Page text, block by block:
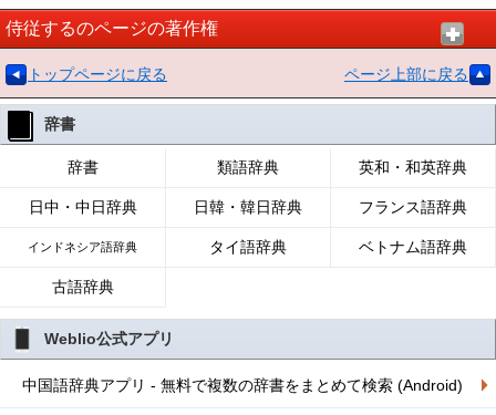
侍従するのページの著作権
トップページに戻る ページ上部に戻る
辞書
辞書 類語辞典 英和・和英辞典
日中・中日辞典 日韓・韓日辞典 フランス語辞典
インドネシア語辞典 タイ語辞典 ベトナム語辞典
古語辞典
Weblio公式アプリ
中国語辞典アプリ - 無料で複数の辞書をまとめて検索 (Android)